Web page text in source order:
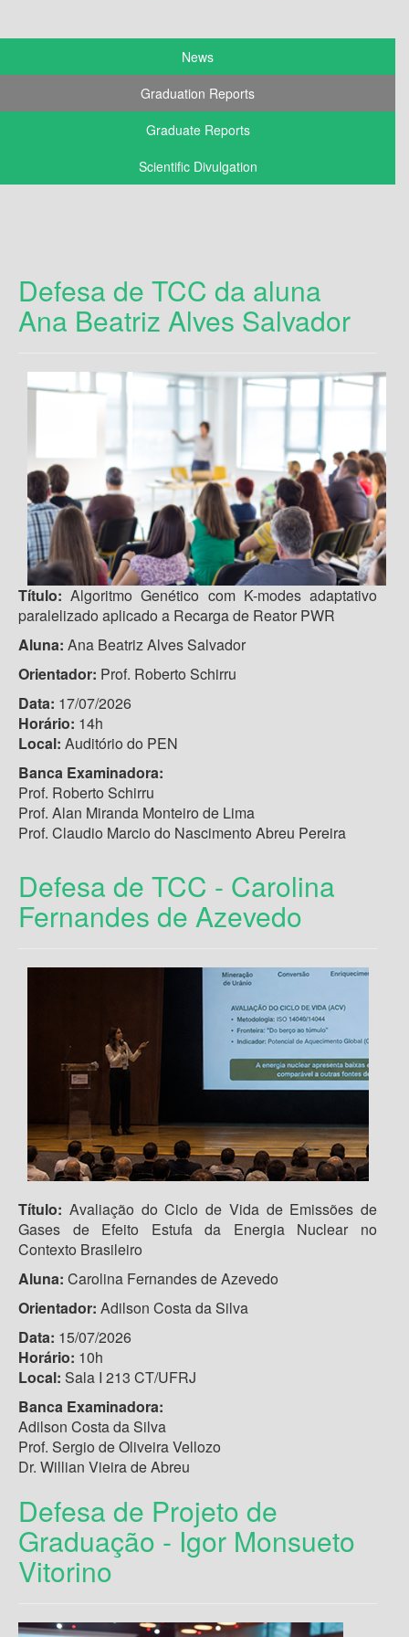
News
Graduation Reports
Graduate Reports
Scientific Divulgation
Defesa de TCC da aluna
Ana Beatriz Alves Salvador
Título: Algoritmo Genético com K-modes adaptativo
paralelizado aplicado a Recarga de Reator PWR
Aluna: Ana Beatriz Alves Salvador
Orientador: Prof. Roberto Schirru
Data: 17/07/2026
Horário: 14h
Local: Auditório do PEN
Banca Examinadora:
Prof. Roberto Schirru
Prof. Alan Miranda Monteiro de Lima
Prof. Claudio Marcio do Nascimento Abreu Pereira
Defesa de TCC - Carolina
Fernandes de Azevedo
Título: Avaliação do Ciclo de Vida de Emissões de
Gases de Efeito Estufa da Energia Nuclear no
Contexto Brasileiro
Aluna: Carolina Fernandes de Azevedo
Orientador: Adilson Costa da Silva
Data: 15/07/2026
Horário: 10h
Local: Sala I 213 CT/UFRJ
Banca Examinadora:
Adilson Costa da Silva
Prof. Sergio de Oliveira Vellozo
Dr. Willian Vieira de Abreu
Defesa de Projeto de
Graduação - Igor Monsueto
Vitorino